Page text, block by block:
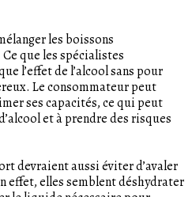
les boissons
que les spécialistes
l’effet de l’alcool sans pour
Le consommateur peut
ses capacités, ce qui peut
et à prendre des risques
devraient aussi éviter d’avaler
effet, elles semblent déshydrater